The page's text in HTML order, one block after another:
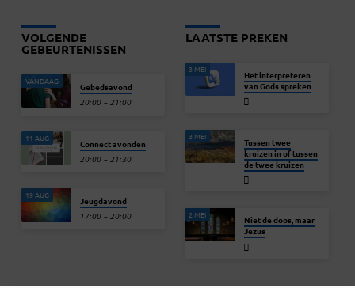
VOLGENDE
GEBEURTENISSEN
VANDAAG Gebedsavond
20:00 – 21:00
11 AUG Connect avonden
20:00 – 21:30
19 AUG Jeugdavond
17:00 – 20:00
LAATSTE PREKEN
3 MEI
Het interpreteren
van Gods spreken
3 MEI
Tussen twee
kruizen in of tussen
de twee kruizen
2 MEI
Niet de doos, maar
Jezus